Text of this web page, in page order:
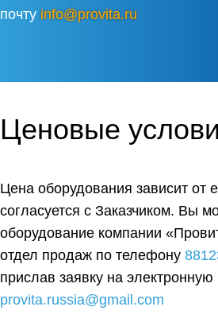
почту info@provita.ru
Ценовые
Цена оборудования зависит от
согласуется с Заказчиком. Вы
оборудование компании
отдел продаж по телефону
прислав заявку на электронную
provita.russia@gmail.com